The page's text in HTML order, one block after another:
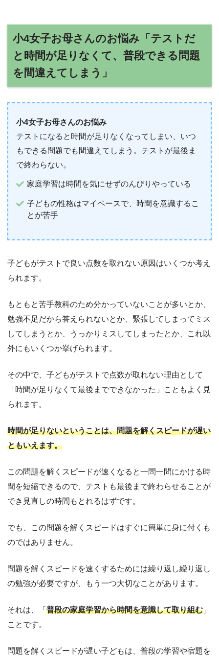
小4女子お母さんのお悩み「テストだ
と時間が足りなくて、普段できる問題
を間違えてしまう」
小4女子お母さんのお悩み
テストになると時間が足りなくなってしまい、いつ
もできる問題でも間違えてしまう。テストが最後ま
で終わらない。
家庭学習は時間を気にせずのんびりやっている
子どもの性格はマイペースで、時間を意識するこ
とが苦手
子どもがテストで良い点数を取れない原因はいくつか考え
られます。
もともと苦手教科のため分かっていないことが多いとか、
勉強不足だから答えられないとか、緊張してしまってミス
してしまうとか、うっかりミスしてしまったとか、これ以
外にもいくつか挙げられます。
その中で、子どもがテストで点数が取れない理由として
「時間が足りなくて最後までできなかった」こともよく見
られます。
時間が足りないということは、問題を解くスピードが遅い
ともいえます。
この問題を解くスピードが速くなると一問一問にかける時
間を短縮できるので、テストも最後まで終わらせることが
でき見直しの時間もとれるはずです。
でも、この問題を解くスピードはすぐに簡単に身に付くも
のではありません。
問題を解くスピードを速くするためには繰り返し繰り返し
の勉強が必要ですが、もう一つ大切なことがあります。
それは、「 普段の家庭学習から時間を意識して取り組む 」
ことです。
問題を解くスピードが遅い子どもは、普段の学習や宿題を